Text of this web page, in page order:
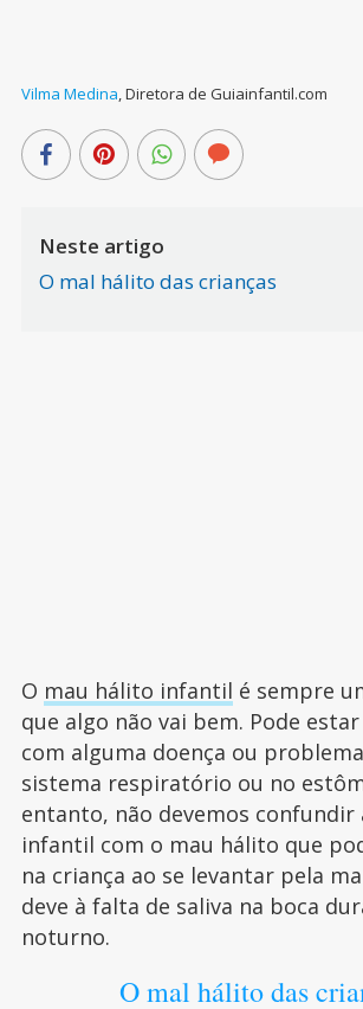
Vilma Medina,Diretora de Guiainfantil.com
Neste artigo
O mal hálito das crianças
O mau hálito infantil é sempre
que algo não vai bem. Pode
com alguma doença ou
sistema respiratório ou no
entanto, não devemos confundir
infantil com o mau hálito que
na criança ao se levantar pela
deve à falta de saliva na boca
noturno.
O mal hálito das